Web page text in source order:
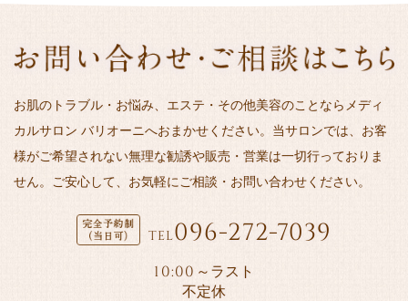
お肌のトラブル・お悩み、エステ・その他美容のことならメディ
カルサロン バリオーニへおまかせください。当サロンでは、お客
様がご希望されない無理な勧誘や販売・営業は一切行っておりま
せん。ご安心して、お気軽にご相談・お問い合わせください。
TEL096-272-7039
10:00 ～ラスト
不定休